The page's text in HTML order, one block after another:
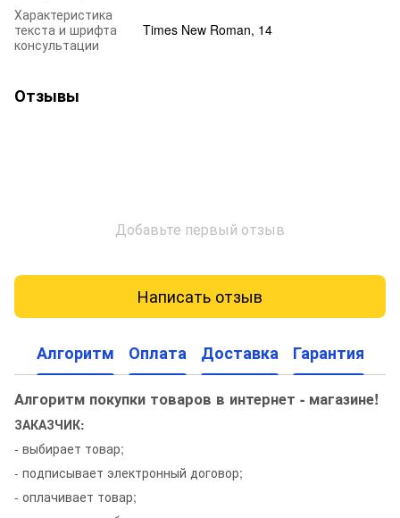
Характеристика
текста и шрифта
консультации
Times New Roman, 14
Отзывы
Добавьте первый отзыв
Написать отзыв
Алгоритм Оплата Доставка Гарантия
Алгоритм покупки товаров в интернет - магазине!
ЗАКАЗЧИК:
- выбирает товар;
- подписывает электронный договор;
- оплачивает товар;